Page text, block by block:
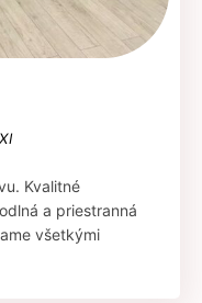
Kvalitné
a priestranná
všetkými